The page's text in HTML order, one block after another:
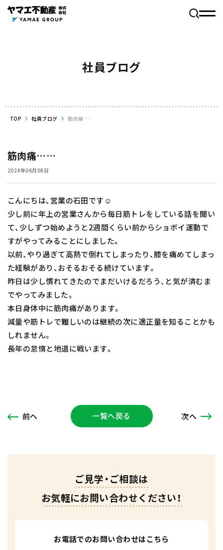
社員ブログ
TOP 社員ブログ 筋肉痛……
筋肉痛……
2024年06月08日
こんにちは、営業の石田です☺️
少し前に年上の営業さんから毎日筋トレをしている話を聞い
て、少しずつ始めようと2週間くらい前からショボイ運動で
すがやってみることにしました。
以前、やり過ぎて高熱で倒れてしまったり、膝を痛めてしまっ
た経験があり、おそるおそる続けています。
昨日は少し慣れてきたのでまだいけるだろう、と気が済むま
でやってみました。
本日身体中に筋肉痛があります。
減量や筋トレで難しいのは継続の次に適正量を知ることかも
しれません。
長年の怠惰と地道に戦います。
前へ 一覧へ戻る 次へ
ご見学・ご相談は
お気軽にお問い合わせください！
お電話でのお問い合わせはこちら